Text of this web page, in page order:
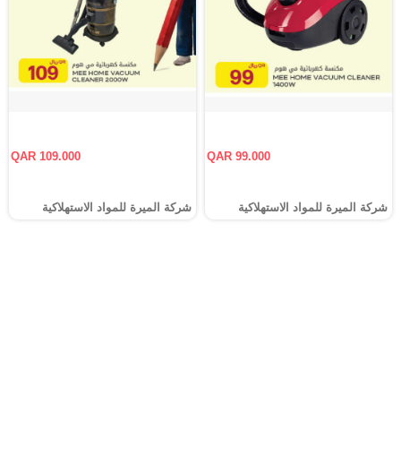
QAR 99.000
شركة الميرة للمواد الاستهلاكية
QAR 109.000
شركة الميرة للمواد الاستهلاكية